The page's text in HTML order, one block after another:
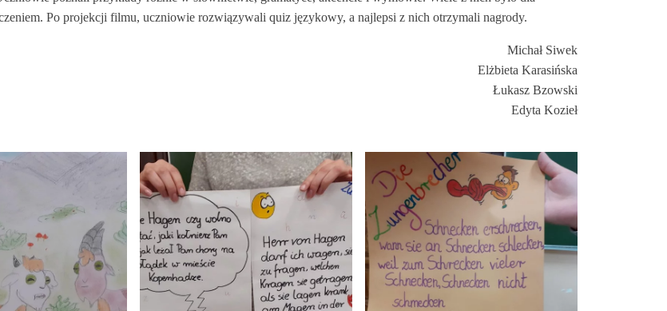
Po projekcji filmu, uczniowie rozwiązywali quiz językowy, a najlepsi z nich otrzymali nagrody.
Michał Siwek
Elżbieta Karasińska
Łukasz Bzowski
Edyta Kozieł